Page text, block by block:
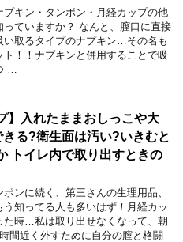
プキン・タンポン・月経カップの他
っていますか？ なんと、膣口に直接
い取るタイプのナプキン…その名も
ト！！ナプキンと併用することで吸
…
】入れたままおしっこや大
る?衛生面は汚い?いきむと
トイレ内で取り出すときの
ンに続く、第三さんの生理用品、
う知ってる人も多いはず！月経カッ
た時…私は取り出せなくなって、朝
間近く外すために自分の膣と格闘